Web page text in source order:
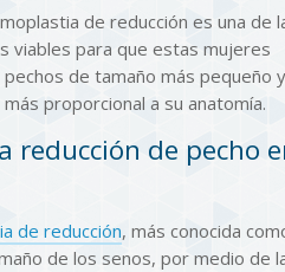
de reducción es una de
viables para que estas mujeres
pechos de tamaño más pequeño y
proporcional a su anatomía.
reducción de pecho
de reducción, más conocida
de los senos, por medio de